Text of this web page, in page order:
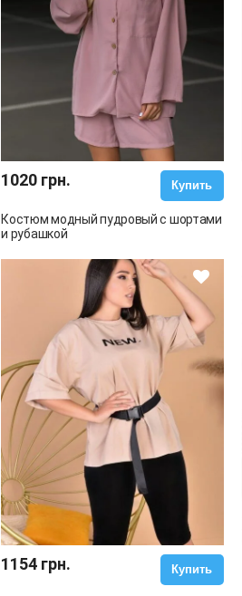
1020 грн. Купить
Костюм модный пудровый с шортами
и рубашкой
1154 грн. Купить